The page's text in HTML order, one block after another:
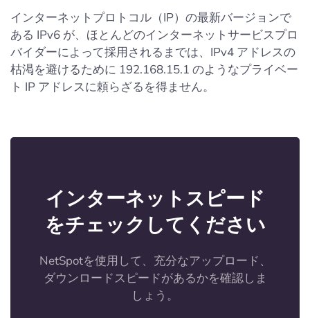
インターネットプロトコル（IP）の最新バージョンで
ある IPv6 が、ほとんどのインターネットサービスプロ
バイダーによって採用されるまでは、IPv4 アドレスの
枯渇を避けるために 192.168.15.1 のようなプライベー
ト IP アドレスに頼らざるを得ません。
インターネットスピード
をチェックしてください
NetSpotを使用して、充分なアップロード、
ダウンロードスピードがあるかを確認しま
しょう。